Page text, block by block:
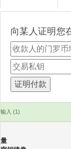
向某人证明您
输入 (1)
量